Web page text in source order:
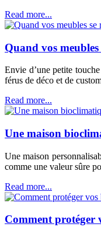
Read more...
Quand vos
Envie d’une petite
férus de déco et de
Read more...
Une maison
Une maison
comme une valeur sûre
Read more...
Comment protéger